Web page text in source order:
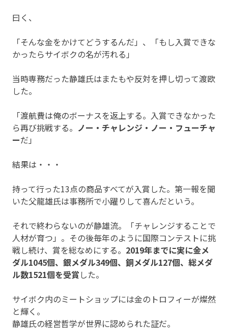
曰く、
「そんな金をかけてどうするんだ」、「もし入賞できな
かったらサイボクの名が汚れる」
当時専務だった静雄氏はまたもや反対を押し切って渡欧
した。
「渡航費は俺のボーナスを返上する。入賞できなかった
ら再び挑戦する。 ノー・チャレンジ・ノー・フューチャ
ーだ」
結果は・・・
持って行った13点の商品すべてが入賞した。第一報を聞
いた父龍雄氏は事務所で小躍りして喜んだという。
それで終わらないのが静雄流。「チャレンジすることで
人材が育つ」。その後毎年のように国際コンテストに挑
戦し続け、賞を総なめにする。 2019年までに実に金メ
ダル1045個、銀メダル349個、銅メダル127個、総メダ
ル数1521個を受賞 した。
サイボク内のミートショップには金のトロフィーが燦然
と輝く。
静雄氏の経営哲学が世界に認められた証だ。